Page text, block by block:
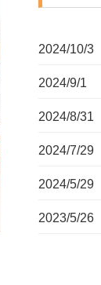
2024/10/3
2024/9/1
2024/8/31
2024/7/29
2024/5/29
2023/5/26